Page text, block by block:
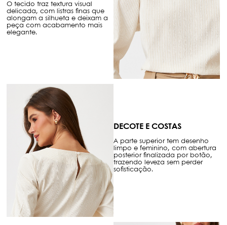
O tecido traz textura visual
delicada, com listras finas que
alongam a silhueta e deixam a
peça com acabamento mais
elegante.
DECOTE E COSTAS
A parte superior tem desenho
limpo e feminino, com abertura
posterior finalizada por botão,
trazendo leveza sem perder
sofisticação.